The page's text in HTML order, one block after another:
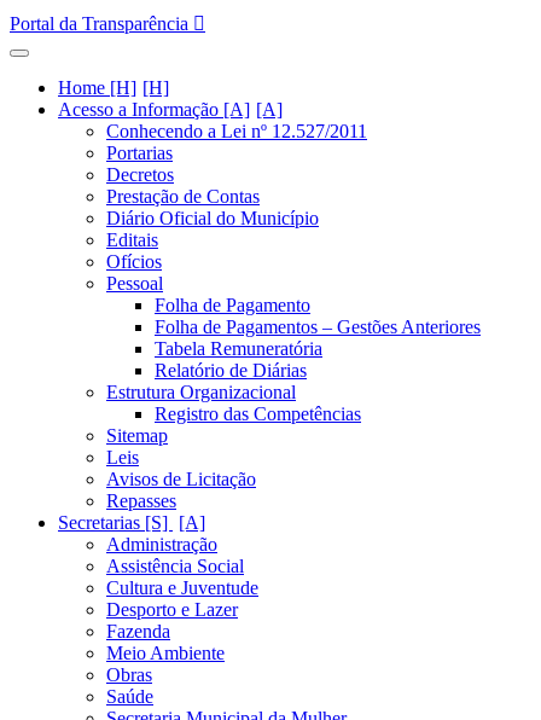
Portal da Transparência
Home [H]
Acesso a Informação [A]
Conhecendo a Lei nº 12.527/2011
Portarias
Decretos
Prestação de Contas
Diário Oficial do Município
Editais
Ofícios
Pessoal
Folha de Pagamento
Folha de Pagamentos – Gestões Anteriores
Tabela Remuneratória
Relatório de Diárias
Estrutura Organizacional
Registro das Competências
Sitemap
Leis
Avisos de Licitação
Repasses
Secretarias [S]
Administração
Assistência Social
Cultura e Juventude
Desporto e Lazer
Fazenda
Meio Ambiente
Obras
Saúde